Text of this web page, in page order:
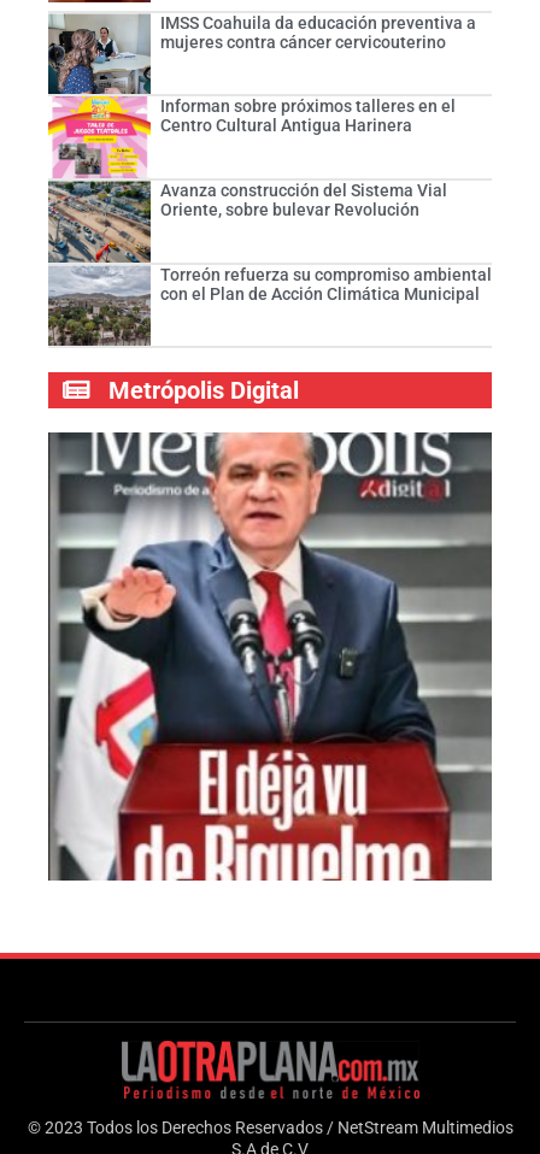
IMSS Coahuila da educación preventiva a
mujeres contra cáncer cervicouterino
Informan sobre próximos talleres en el
Centro Cultural Antigua Harinera
Avanza construcción del Sistema Vial
Oriente, sobre bulevar Revolución
Torreón refuerza su compromiso ambiental
con el Plan de Acción Climática Municipal
Metrópolis Digital
© 2023 Todos los Derechos Reservados / NetStream Multimedios
S.A de C.V